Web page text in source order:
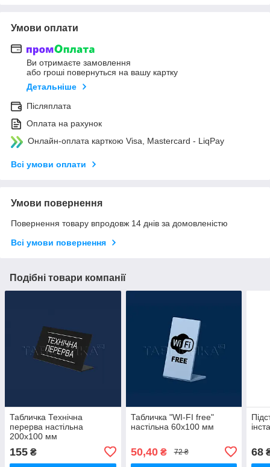
Умови оплати
Ви отримаєте замовлення
або гроші повернуться на вашу картку
Детальніше
Післяплата
Оплата на рахунок
Онлайн-оплата карткою Visa, Mastercard - LiqPay
Всі умови оплати
Умови повернення
Повернення товару впродовж 14 днів за домовленістю
Всі умови повернення
Подібні товари компанії
Табличка Технічна
перерва настільна
200х100 мм
155 ₴
Табличка "WI-FI free"
настільна 60х100 мм
50,40₴ 72 ₴ 68